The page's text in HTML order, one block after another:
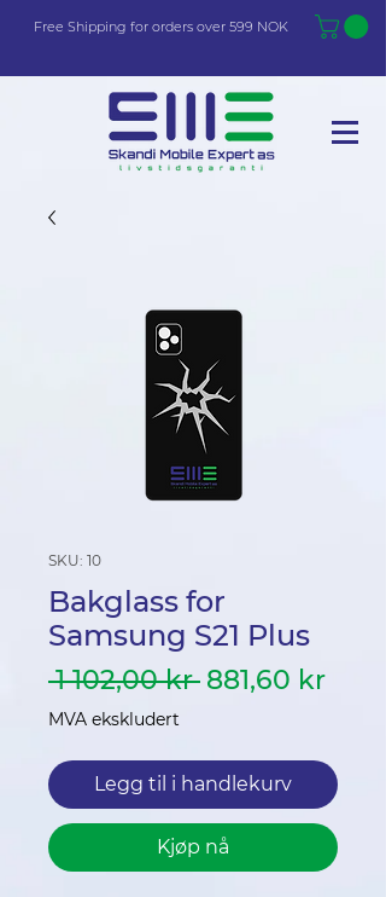
Free Shipping for orders over 599 NOK
SKU: 10
Bakglass for
Samsung S21 Plus
1 102,00 kr Vanlig
881,60 kr
MVA ekskludert
Legg til i handlekurv
Kjøp nå